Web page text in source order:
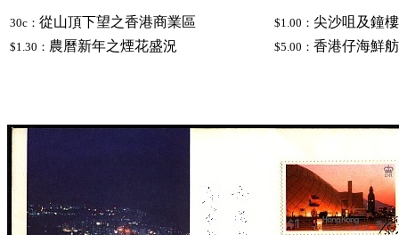
30c ： 從山頂下望之香港商業區 $1.00 ： 尖沙咀及鐘樓
$1.30 ： 農曆新年之煙花盛況 $5.00 ： 香港仔海鮮舫